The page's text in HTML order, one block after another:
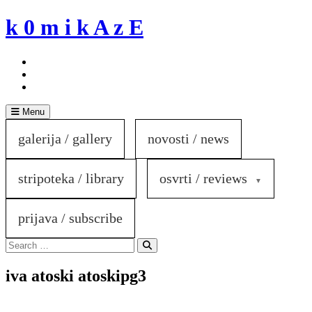
Skip
to
k 0 m i k A z E
Menu
galerija / gallery novosti / news
stripoteka / library osvrti / reviews
prijava / subscribe
Search
for:
Search
iva atoski atoskipg3